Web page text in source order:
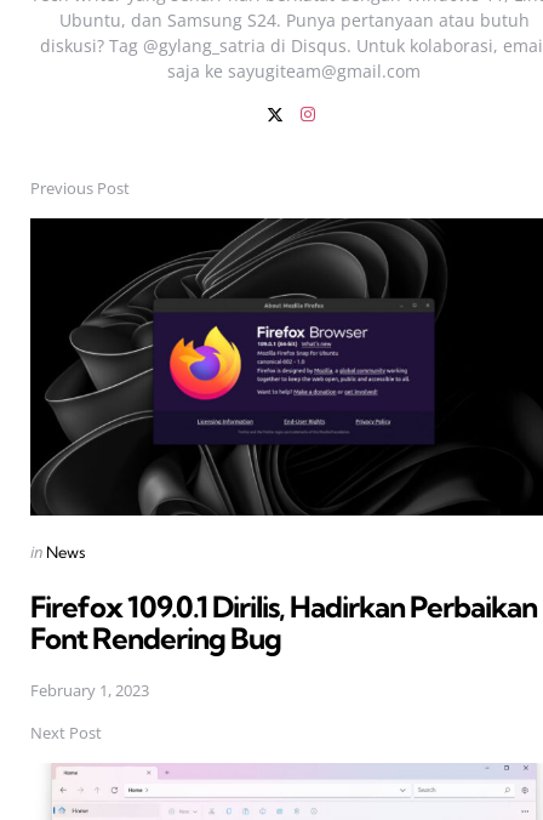
Ubuntu, dan Samsung S24. Punya pertanyaan atau butuh
diskusi? Tag @gylang_satria di Disqus. Untuk kolaborasi,
saja ke sayugiteam@gmail.com
PostPrevious Post
Posted
in News
Firefox 109.0.1 Dirilis, Hadirkan Perbaikan
Font Rendering Bug
February 1, 2023
Next Post